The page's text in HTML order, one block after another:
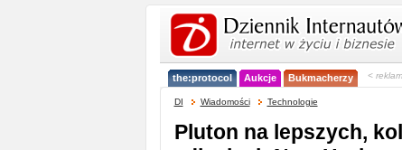
the:protocol Aukcje Bukmacherzy <
DI Wiadomości Technologie
Pluton na lepszych,